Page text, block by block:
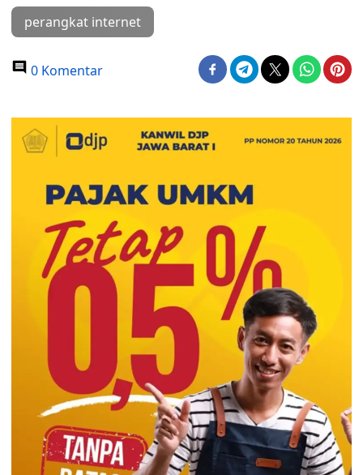
perangkat internet
0 Komentar